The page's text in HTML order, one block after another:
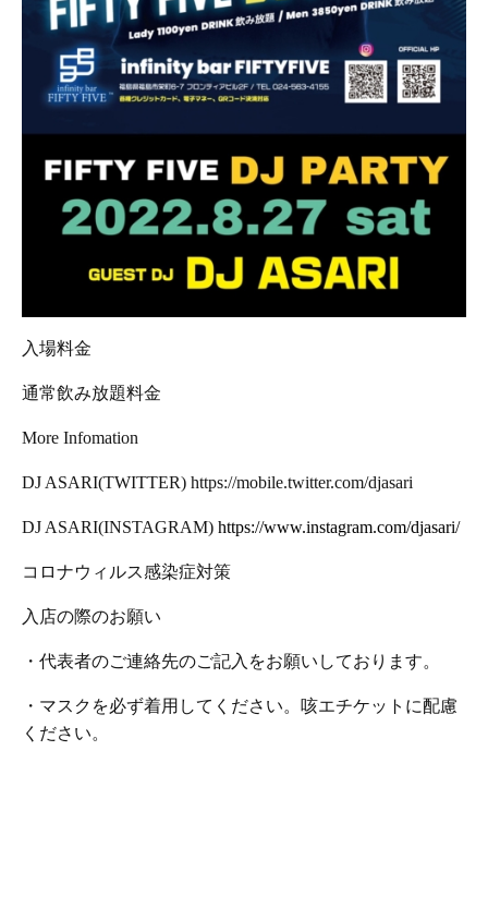
入場料金
通常飲み放題料金
More Infomation
DJ ASARI(TWITTER) https://mobile.twitter.com/djasari
DJ ASARI(INSTAGRAM) https://www.instagram.com/djasari/
コロナウィルス感染症対策
入店の際のお願い
・代表者のご連絡先のご記入をお願いしております。
・マスクを必ず着用してください。咳エチケットに配慮
ください。